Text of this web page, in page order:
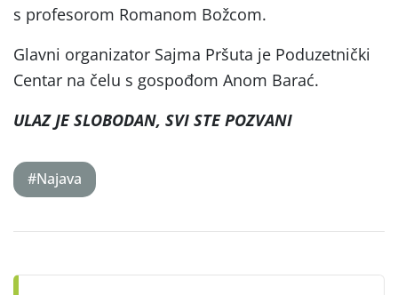
s profesorom Romanom Božcom.
Glavni organizator Sajma Pršuta je Poduzetnički
Centar na čelu s gospođom Anom Barać.
ULAZ JE SLOBODAN, SVI STE POZVANI
#Najava
navigation